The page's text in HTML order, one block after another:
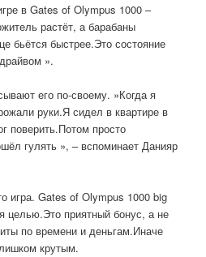
в Gates of Olympus 1000 –
растёт, а барабаны
бьётся быстрее.Это состояние
».
его по-своему. »Когда я
руки.Я сидел в квартире в
поверить.Потом просто
гулять », – вспоминает Данияр
игра. Gates of Olympus 1000 big
целью.Это приятный бонус, а не
по времени и деньгам.Иначе
крутым.